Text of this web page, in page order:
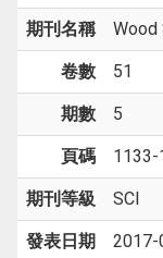
期刊名稱 Wood
卷數 51
期數 5
頁碼 1133-
期刊等級 SCI
發表日期 2017-